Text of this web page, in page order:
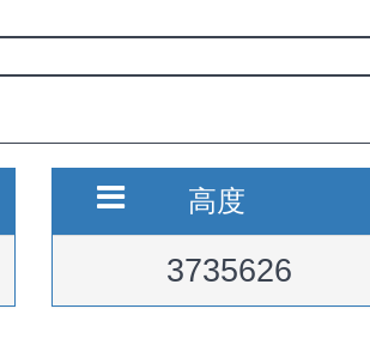
高度
3735626